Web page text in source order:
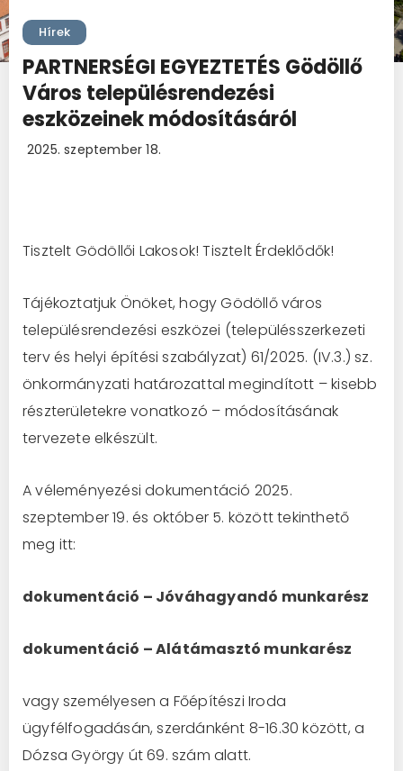
Hírek
PARTNERSÉGI EGYEZTETÉS Gödöllő
Város településrendezési
eszközeinek módosításáról
2025. szeptember 18.
Tisztelt Gödöllői Lakosok! Tisztelt Érdeklődők!
Tájékoztatjuk Önöket, hogy Gödöllő város
településrendezési eszközei (településszerkezeti
terv és helyi építési szabályzat) 61/2025. (IV.3.) sz.
önkormányzati határozattal megindított – kisebb
részterületekre vonatkozó – módosításának
tervezete elkészült.
A véleményezési dokumentáció 2025.
szeptember 19. és október 5. között tekinthető
meg itt:
dokumentáció – Jóváhagyandó munkarész
dokumentáció – Alátámasztó munkarész
vagy személyesen a Főépítészi Iroda
ügyfélfogadásán, szerdánként 8-16.30 között, a
Dózsa György út 69. szám alatt.